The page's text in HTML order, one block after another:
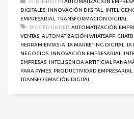
PUBLISHED IN AUTOMATIZACIÓN
DIGITALES, INNOVACIÓN DIGITAL,
EMPRESARIAL,TRANSFORMACIÓN DIGITAL
TAGGED UNDER:AUTOMATIZACIÓN
VENTAS, AUTOMATIZACIÓN WHATSAPP,
HERRAMIENTAS IA, IA MARKETING DIGITAL, IA
NEGOCIOS, INNOVACIÓN EMPRESARIAL,
EMPRESAS, INTELIGENCIA ARTIFICIAL
PARA PYMES, PRODUCTIVIDAD EMPRESARIAL,
TRANSFORMACIÓN DIGITAL